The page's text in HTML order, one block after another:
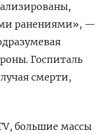
ранениями», —
Госпиталь
смерти,
большие массы